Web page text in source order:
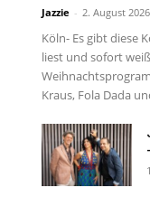
Jazzie - 2. August 2026
Köln- Es gibt diese
liest und sofort
Kraus, Fola Dada